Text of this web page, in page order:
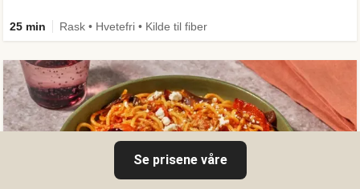
25 min Rask • Hvetefri • Kilde til fiber
Se prisene våre